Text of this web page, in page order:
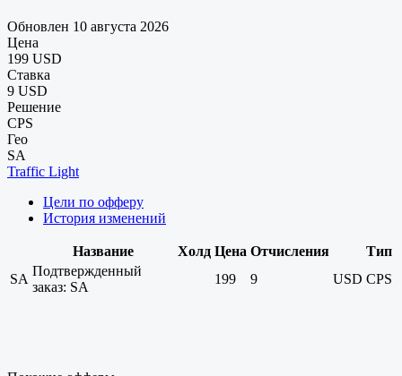
Обновлен 10 августа 2026
Цена
199 USD
Ставка
9 USD
Решение
CPS
Гео
SA
Traffic Light
Цели по офферу
История изменений
Название Холд Цена Отчисления
Тип
SA
Подтвержденный
заказ: SA
199 9 USD CPS